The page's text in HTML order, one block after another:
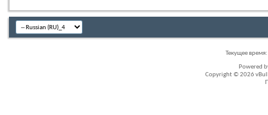
Текущее время:
Powered
Copyright © 2026